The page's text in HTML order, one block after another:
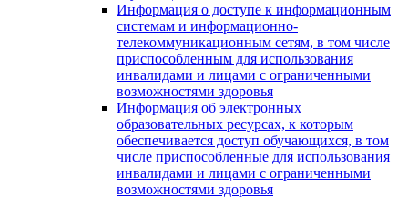
Информация о доступе к информационным
системам и информационно-
телекоммуникационным сетям, в том числе
приспособленным для использования
инвалидами и лицами с ограниченными
возможностями здоровья
Информация об электронных
образовательных ресурсах, к которым
обеспечивается доступ обучающихся, в том
числе приспособленные для использования
инвалидами и лицами с ограниченными
возможностями здоровья